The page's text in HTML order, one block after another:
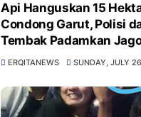
Api Hanguskan 15
Condong Garut, Polisi
Tembak Padamkan
ERQITANEWS SUNDAY, JULY